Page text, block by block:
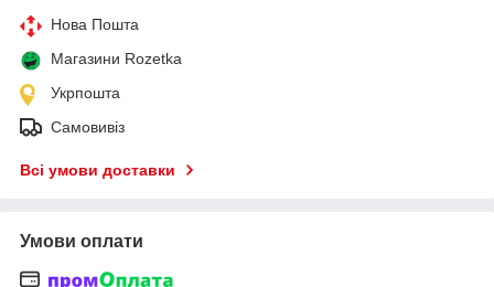
Нова Пошта
Магазини Rozetka
Укрпошта
Самовивіз
Всі умови доставки
Умови оплати